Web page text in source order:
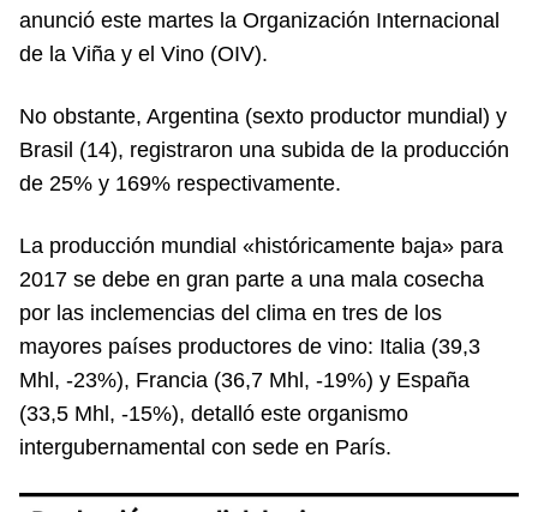
anunció este martes la Organización Internacional
de la Viña y el Vino (OIV).
No obstante, Argentina (sexto productor mundial) y
Brasil (14), registraron una subida de la producción
de 25% y 169% respectivamente.
La producción mundial «históricamente baja» para
2017 se debe en gran parte a una mala cosecha
por las inclemencias del clima en tres de los
mayores países productores de vino: Italia (39,3
Mhl, -23%), Francia (36,7 Mhl, -19%) y España
(33,5 Mhl, -15%), detalló este organismo
intergubernamental con sede en París.